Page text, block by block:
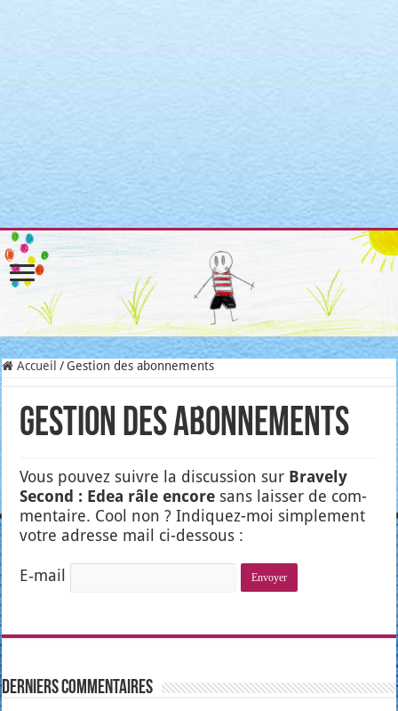
: Attempt to read property "post_type" on null in
/home/clients/3a3c8cae3088c621098b274e6da68c7c/sites/
includes/link-template.php
4190
Accueil / Gestion des abonnements
Gestion des abonnements
Vous pou­vez suivre la dis­cus­sion sur Bra­ve­ly
Second : Edea râle encore sans lais­ser de com­
men­taire. Cool non ? Indi­quez-moi sim­ple­ment
votre adresse mail ci-des­sous :
E‑mail
Derniers Commentaires